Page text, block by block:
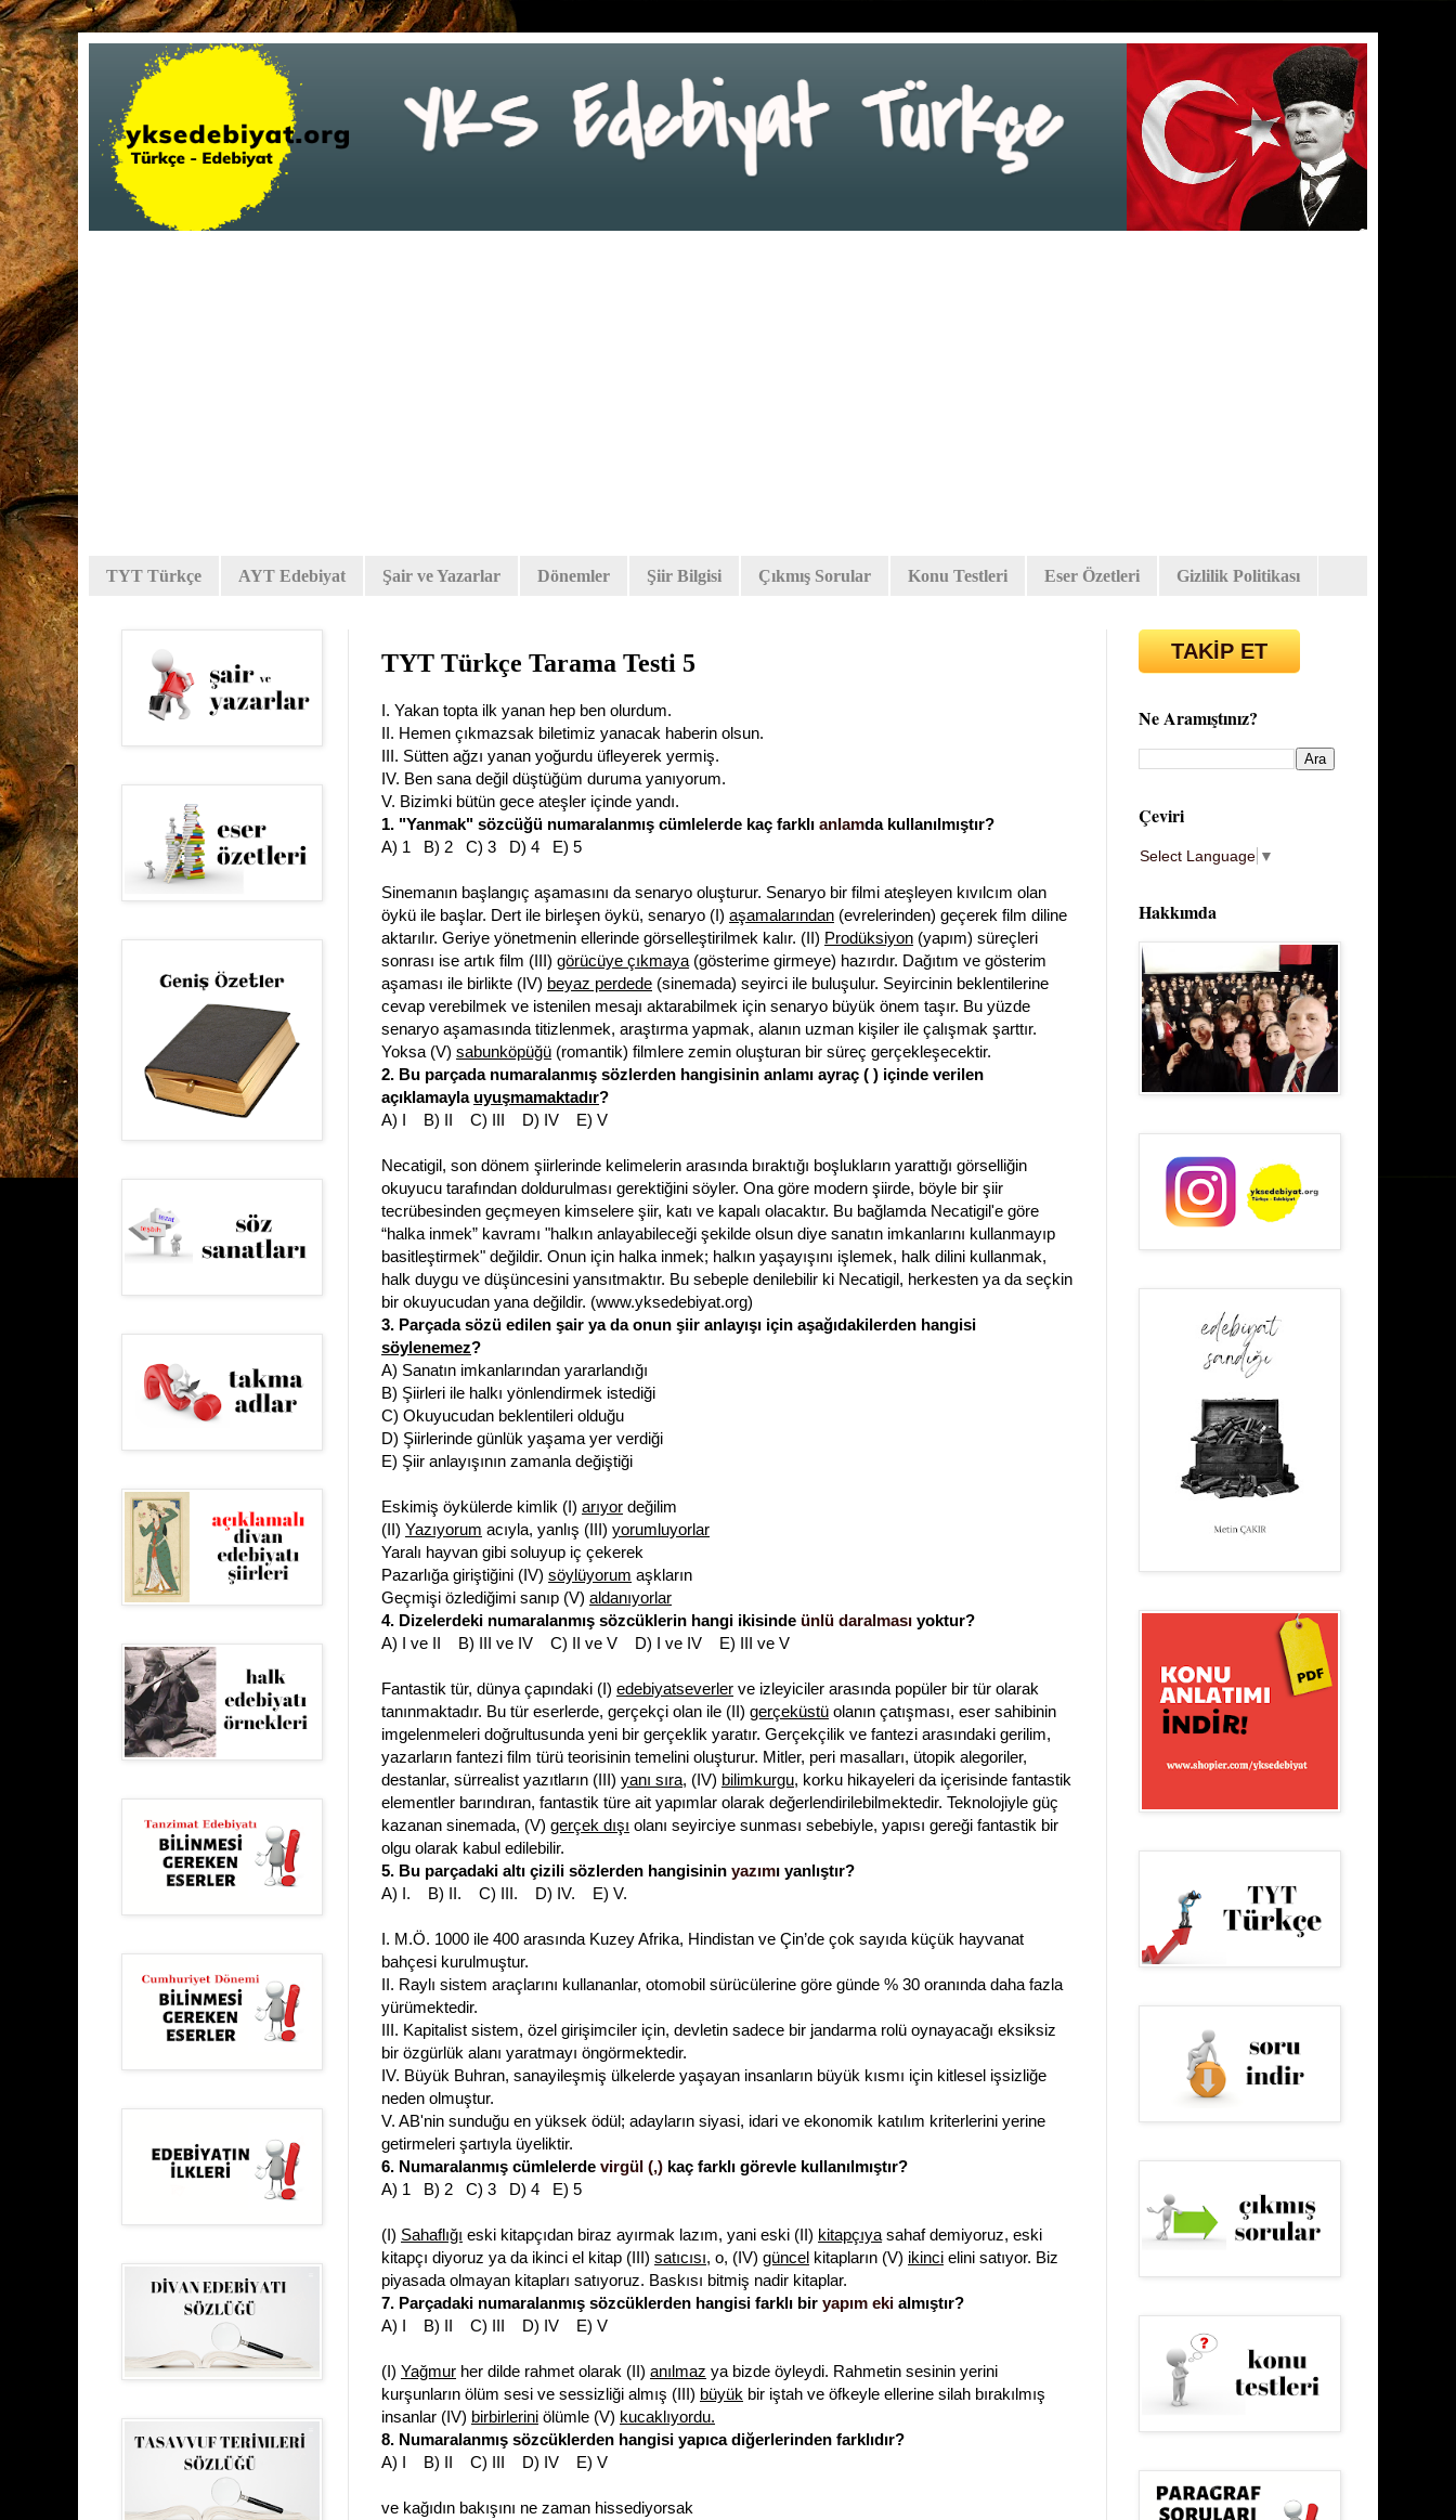
TYT Türkçe AYT Edebiyat Şair ve Yazarlar Dönemler Şiir Bilgisi Çıkmış Sorular Konu Testleri Eser Özetleri Gizlilik Politikası
TYT Türkçe Tarama Testi 5
I. Yakan topta ilk yanan hep ben olurdum.
II. Hemen çıkmazsak biletimiz yanacak haberin olsun.
III. Sütten ağzı yanan yoğurdu üfleyerek yermiş.
IV. Ben sana değil düştüğüm duruma yanıyorum.
V. Bizimki bütün gece ateşler içinde yandı.
1. "Yanmak" sözcüğü numaralanmış cümlelerde kaç farklı anlamda kullanılmıştır?
A) 1 B) 2 C) 3 D) 4 E) 5
Sinemanın başlangıç aşamasını da senaryo oluşturur. Senaryo bir filmi ateşleyen kıvılcım olan
öykü ile başlar. Dert ile birleşen öykü, senaryo (I) aşamalarından (evrelerinden) geçerek film diline
aktarılır. Geriye yönetmenin ellerinde görselleştirilmek kalır. (II) Prodüksiyon (yapım) süreçleri
sonrası ise artık film (III) görücüye çıkmaya (gösterime girmeye) hazırdır. Dağıtım ve gösterim
aşaması ile birlikte (IV) beyaz perdede (sinemada) seyirci ile buluşulur. Seyircinin beklentilerine
cevap verebilmek ve istenilen mesajı aktarabilmek için senaryo büyük önem taşır. Bu yüzde
senaryo aşamasında titizlenmek, araştırma yapmak, alanın uzman kişiler ile çalışmak şarttır.
Yoksa (V) sabunköpüğü (romantik) filmlere zemin oluşturan bir süreç gerçekleşecektir.
2. Bu parçada numaralanmış sözlerden hangisinin anlamı ayraç ( ) içinde verilen
açıklamayla uyuşmamaktadır?
A) I B) II C) III D) IV E) V
Necatigil, son dönem şiirlerinde kelimelerin arasında bıraktığı boşlukların yarattığı görselliğin
okuyucu tarafından doldurulması gerektiğini söyler. Ona göre modern şiirde, böyle bir şiir
tecrübesinden geçmeyen kimselere şiir, katı ve kapalı olacaktır. Bu bağlamda Necatigil'e göre
“halka inmek” kavramı "halkın anlayabileceği şekilde olsun diye sanatın imkanlarını kullanmayıp
basitleştirmek" değildir. Onun için halka inmek; halkın yaşayışını işlemek, halk dilini kullanmak,
halk duygu ve düşüncesini yansıtmaktır. Bu sebeple denilebilir ki Necatigil, herkesten ya da seçkin
bir okuyucudan yana değildir. (www.yksedebiyat.org)
3. Parçada sözü edilen şair ya da onun şiir anlayışı için aşağıdakilerden hangisi
söylenemez?
A) Sanatın imkanlarından yararlandığı
B) Şiirleri ile halkı yönlendirmek istediği
C) Okuyucudan beklentileri olduğu
D) Şiirlerinde günlük yaşama yer verdiği
E) Şiir anlayışının zamanla değiştiği
Eskimiş öykülerde kimlik (I) arıyor değilim
(II) Yazıyorum acıyla, yanlış (III) yorumluyorlar
Yaralı hayvan gibi soluyup iç çekerek
Pazarlığa giriştiğini (IV) söylüyorum aşkların
Geçmişi özlediğimi sanıp (V) aldanıyorlar
4. Dizelerdeki numaralanmış sözcüklerin hangi ikisinde ünlü daralması yoktur?
A) I ve II B) III ve IV C) II ve V D) I ve IV E) III ve V
Fantastik tür, dünya çapındaki (I) edebiyatseverler ve izleyiciler arasında popüler bir tür olarak
tanınmaktadır. Bu tür eserlerde, gerçekçi olan ile (II) gerçeküstü olanın çatışması, eser sahibinin
imgelenmeleri doğrultusunda yeni bir gerçeklik yaratır. Gerçekçilik ve fantezi arasındaki gerilim,
yazarların fantezi film türü teorisinin temelini oluşturur. Mitler, peri masalları, ütopik alegoriler,
destanlar, sürrealist yazıtların (III) yanı sıra, (IV) bilimkurgu, korku hikayeleri da içerisinde fantastik
elementler barındıran, fantastik türe ait yapımlar olarak değerlendirilebilmektedir. Teknolojiyle güç
kazanan sinemada, (V) gerçek dışı olanı seyirciye sunması sebebiyle, yapısı gereği fantastik bir
olgu olarak kabul edilebilir.
5. Bu parçadaki altı çizili sözlerden hangisinin yazımı yanlıştır?
A) I. B) II. C) III. D) IV. E) V.
I. M.Ö. 1000 ile 400 arasında Kuzey Afrika, Hindistan ve Çin’de çok sayıda küçük hayvanat
bahçesi kurulmuştur.
II. Raylı sistem araçlarını kullananlar, otomobil sürücülerine göre günde % 30 oranında daha fazla
yürümektedir.
III. Kapitalist sistem, özel girişimciler için, devletin sadece bir jandarma rolü oynayacağı eksiksiz
bir özgürlük alanı yaratmayı öngörmektedir.
IV. Büyük Buhran, sanayileşmiş ülkelerde yaşayan insanların büyük kısmı için kitlesel işsizliğe
neden olmuştur.
V. AB'nin sunduğu en yüksek ödül; adayların siyasi, idari ve ekonomik katılım kriterlerini yerine
getirmeleri şartıyla üyeliktir.
6. Numaralanmış cümlelerde virgül (,) kaç farklı görevle kullanılmıştır?
A) 1 B) 2 C) 3 D) 4 E) 5
(I) Sahaflığı eski kitapçıdan biraz ayırmak lazım, yani eski (II) kitapçıya sahaf demiyoruz, eski
kitapçı diyoruz ya da ikinci el kitap (III) satıcısı, o, (IV) güncel kitapların (V) ikinci elini satıyor. Biz
piyasada olmayan kitapları satıyoruz. Baskısı bitmiş nadir kitaplar.
7. Parçadaki numaralanmış sözcüklerden hangisi farklı bir yapım eki almıştır?
A) I B) II C) III D) IV E) V
(I) Yağmur her dilde rahmet olarak (II) anılmaz ya bizde öyleydi. Rahmetin sesinin yerini
kurşunların ölüm sesi ve sessizliği almış (III) büyük bir iştah ve öfkeyle ellerine silah bırakılmış
insanlar (IV) birbirlerini ölümle (V) kucaklıyordu.
8. Numaralanmış sözcüklerden hangisi yapıca diğerlerinden farklıdır?
A) I B) II C) III D) IV E) V
ve kağıdın bakışını ne zaman hissediyorsak
TAKİP ET
Ne Aramıştınız?
Çeviri
Select Language ▼
Hakkımda